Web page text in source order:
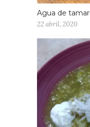
los que
hechizo
espesa
En un
pencas
Agua de
22 abril, 2020